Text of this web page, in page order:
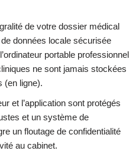
de votre dossier médical
données locale sécurisée
portable professionnel
ne sont jamais stockées
(en ligne).
et l’application sont protégés
et un système de
un floutage de confidentialité
au cabinet.